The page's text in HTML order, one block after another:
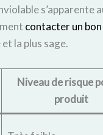
contacter un
la plus sage.
Niveau de risque
produit